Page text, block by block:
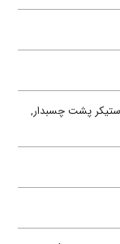
پشت چسبدار,